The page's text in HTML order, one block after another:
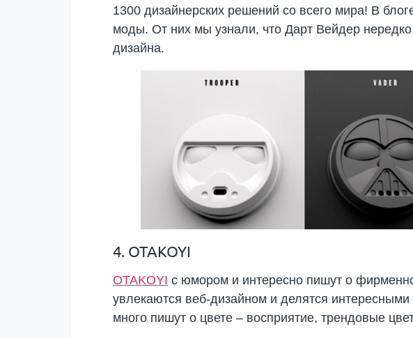
1300 дизайнерских решений со всего мира! В
моды. От них мы узнали, что Дарт Вейдер
дизайна.
4. OTAKOYI
OTAKOYI с юмором и интересно пишут о
увлекаются веб-дизайном и делятся
много пишут о цвете – восприятие, трендовые